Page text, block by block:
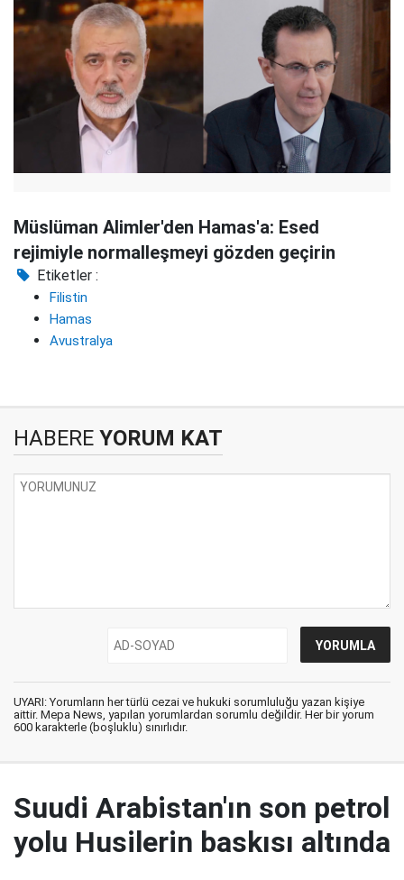
Müslüman Alimler'den Hamas'a: Esed
rejimiyle normalleşmeyi gözden geçirin
Etiketler :
Filistin
Hamas
Avustralya
HABERE YORUM KAT
UYARI: Yorumların her türlü cezai ve hukuki sorumluluğu yazan kişiye
aittir. Mepa News, yapılan yorumlardan sorumlu değildir. Her bir yorum
600 karakterle (boşluklu) sınırlıdır.
Suudi Arabistan'ın son petrol
yolu Husilerin baskısı altında